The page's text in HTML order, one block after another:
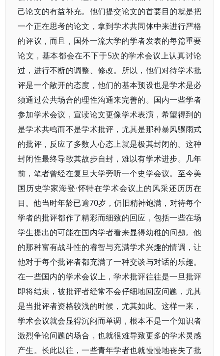
己论文的有益补充。他们提交论文的首要目的就是把
一个正在思考的论文，拿到学术共同体中来进行严格
的评议，而且，国外一流大学的学者发表的每篇重要
论文，基本都会在不下于5次的学术会议上认真讨论
过，进行不断的调整、修改。所以，他们对待学术批
评是一个敞开的态度，他们的基本预设也是学术是必
须通过公共场合的理性沟通来完善的。国内一些学者
参加学术会议，宣读论文更像学术表演，希望得到的
是学术共鸣而不是学术批评，尤其是那种暴风骤雨式
的批评，反应了多数人心态上就是极其封闭的。这种
封闭性最终导致其故步自封，难以有学术进步。几年
前，笔者曾经在复旦大学旁听一个史学会议。至今美
国历史学家海登·怀特在学术会议上的风采还历历在
目。他当时年龄已逾70岁，仍旧精神饱满，对待每个
学者的批评都作了精彩而细致的回应，包括一些在场
学生提出的可能在国内学者看来显得幼稚的问题。他
的那种富有战斗性的睿智与充满学术兴趣的情调，让
他对于每个批评者都充满了一种交谈与对话的乐趣。
在一些国内的学术会议上，学术批评往往是一旦批评
即将结束，被批评者经常不会仔细地回应问题，尤其
是当批评者资格较浅的时候，尤其如此。这样一来，
学术会议就会显得沉闷而单调，根本不是一个知识者
激烈争论问题的场合，也就很难导致更多的学术灵感
产生。长此以往，一些青年学者也就慢慢地丧失了批